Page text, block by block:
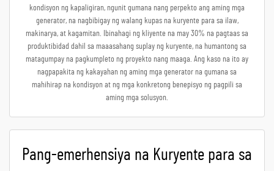
kondisyon ng kapaligiran, ngunit gumana nang perpekto ang aming mga
generator, na nagbibigay ng walang kupas na kuryente para sa ilaw,
makinarya, at kagamitan. Ibinahagi ng kliyente na may 30% na pagtaas sa
produktibidad dahil sa maaasahang suplay ng kuryente, na humantong sa
matagumpay na pagkumpleto ng proyekto nang maaga. Ang kaso na ito ay
nagpapakita ng kakayahan ng aming mga generator na gumana sa
mahihirap na kondisyon at ng mga konkretong benepisyo ng pagpili sa
aming mga solusyon.
Pang-emerhensiya na Kuryente para sa